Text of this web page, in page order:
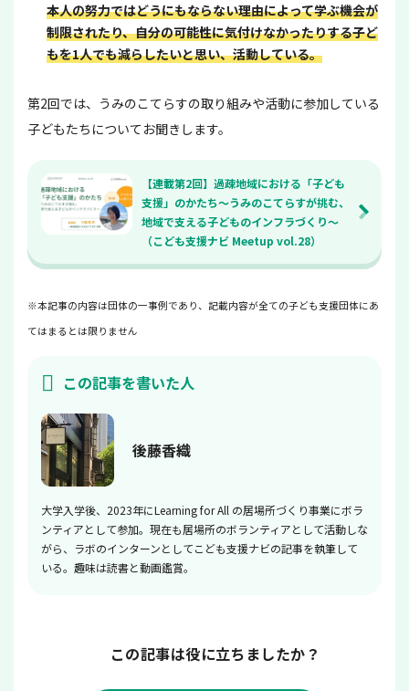
本人の努力ではどうにもならない理由によって学ぶ機会が
制限されたり、自分の可能性に気付けなかったりする子ど
もを1人でも減らしたいと思い、活動している。
第2回では、うみのこてらすの取り組みや活動に参加している
子どもたちについてお聞きします。
【連載第2回】過疎地域における「子ども
支援」のかたち〜うみのこてらすが挑む、
地域で支える子どものインフラづくり〜
（こども支援ナビ Meetup vol.28）
※本記事の内容は団体の一事例であり、記載内容が全ての子ども支援団体にあ
てはまるとは限りません
この記事を書いた人
後藤香織
大学入学後、2023年にLearning for All の居場所づくり事業にボラ
ンティアとして参加。現在も居場所のボランティアとして活動しな
がら、ラボのインターンとしてこども支援ナビの記事を執筆して
いる。趣味は読書と動画鑑賞。
この記事は役に立ちましたか？